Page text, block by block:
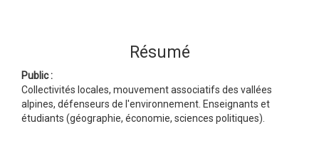
Résumé
Public :
Collectivités locales, mouvement associatifs des vallées
alpines, défenseurs de l'environnement. Enseignants et
étudiants (géographie, économie, sciences politiques).